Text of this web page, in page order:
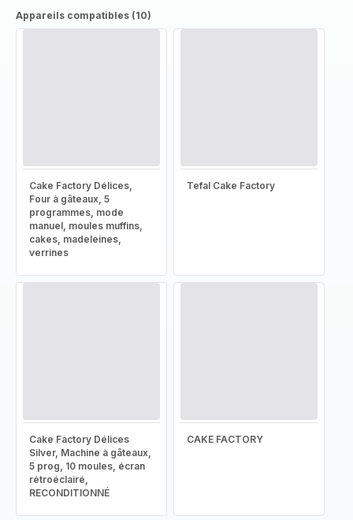
Appareils compatibles (10)
Cake Factory Délices,
Four à gâteaux, 5
programmes, mode
manuel, moules muffins,
cakes, madeleines,
verrines
Tefal Cake Factory
Cake Factory Délices
Silver, Machine à gâteaux,
5 prog, 10 moules, écran
rétroéclairé,
RECONDITIONNÉ
CAKE FACTORY